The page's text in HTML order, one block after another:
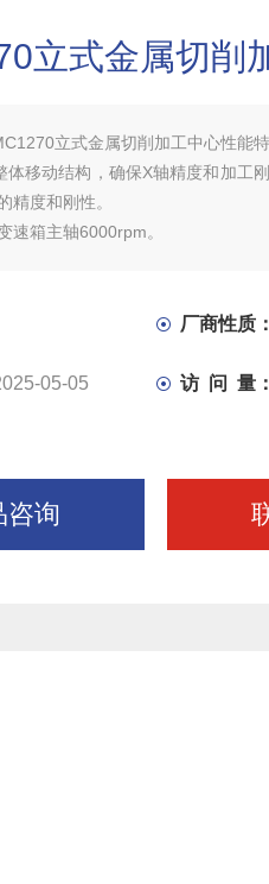
立式金属切削
立式金属切削加工中心性能特
体移动结构，确保X轴精度和加工
精度和刚性。
速箱主轴6000rpm。
流量，高扬程水泵，保证在高速
厂商性质：
05-05 访 问 量：
咨询